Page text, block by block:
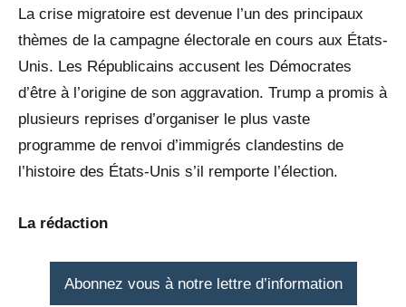
La crise migratoire est devenue l’un des principaux
thèmes de la campagne électorale en cours aux États-
Unis. Les Républicains accusent les Démocrates
d’être à l’origine de son aggravation. Trump a promis à
plusieurs reprises d’organiser le plus vaste
programme de renvoi d’immigrés clandestins de
l’histoire des États-Unis s’il remporte l’élection.
La rédaction
Abonnez vous à notre lettre d’information